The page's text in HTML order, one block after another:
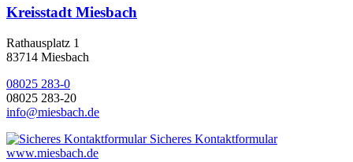
Kreisstadt Miesbach
Rathausplatz 1
83714 Miesbach
08025 283-0
08025 283-20
info@miesbach.de
Sicheres Kontaktformular
www.miesbach.de